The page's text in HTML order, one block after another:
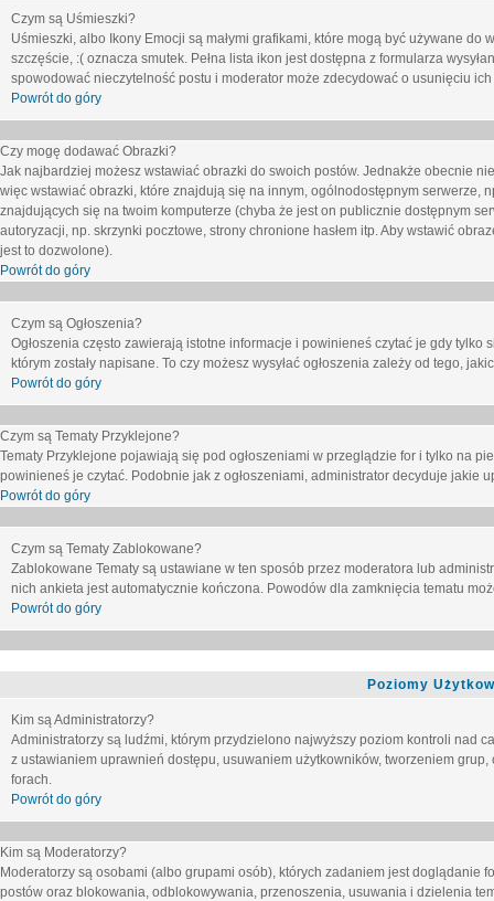
Czym są Uśmieszki?
Uśmieszki, albo Ikony Emocji są małymi grafikami, które mogą być używane
szczęście, :( oznacza smutek. Pełna lista ikon jest dostępna z formularza
spowodować nieczytelność postu i moderator może zdecydować o usunięciu ich
Powrót do góry
Czy mogę dodawać Obrazki?
Jak najbardziej możesz wstawiać obrazki do swoich postów. Jednakże obecnie
więc wstawiać obrazki, które znajdują się na innym, ogólnodostępnym serwerze,
znajdujących się na twoim komputerze (chyba że jest on publicznie dostępnym
autoryzacji, np. skrzynki pocztowe, strony chronione hasłem itp. Aby wstawić
jest to dozwolone).
Powrót do góry
Czym są Ogłoszenia?
Ogłoszenia często zawierają istotne informacje i powinieneś czytać je gdy
którym zostały napisane. To czy możesz wysyłać ogłoszenia zależy od tego,
Powrót do góry
Czym są Tematy Przyklejone?
Tematy Przyklejone pojawiają się pod ogłoszeniami w przeglądzie for i tylko na
powinieneś je czytać. Podobnie jak z ogłoszeniami, administrator decyduje
Powrót do góry
Czym są Tematy Zablokowane?
Zablokowane Tematy są ustawiane w ten sposób przez moderatora lub
nich ankieta jest automatycznie kończona. Powodów dla zamknięcia tematu
Powrót do góry
Poziomy
Kim są Administratorzy?
Administratorzy są ludźmi, którym przydzielono najwyższy poziom kontroli nad
z ustawianiem uprawnień dostępu, usuwaniem użytkowników, tworzeniem
forach.
Powrót do góry
Kim są Moderatorzy?
Moderatorzy są osobami (albo grupami osób), których zadaniem jest
postów oraz blokowania, odblokowywania, przenoszenia, usuwania i dzielenia